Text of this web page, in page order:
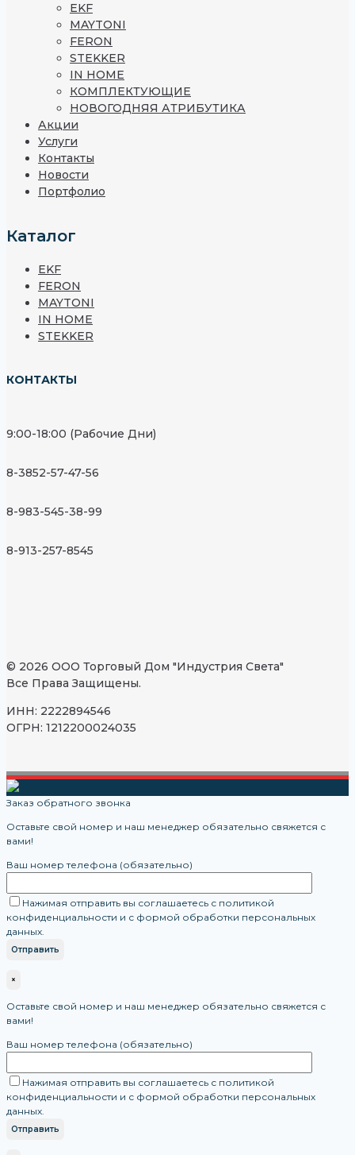
EKF
MAYTONI
FERON
STEKKER
IN HOME
КОМПЛЕКТУЮЩИЕ
НОВОГОДНЯЯ АТРИБУТИКА
Акции
Услуги
Контакты
Новости
Портфолио
Каталог
EKF
FERON
MAYTONI
IN HOME
STEKKER
КОНТАКТЫ
9:00-18:00 (Рабочие Дни)
8-3852-57-47-56
8-983-545-38-99
8-913-257-8545
© 2026 ООО Торговый Дом "Индустрия Света"
Все Права Защищены.
ИНН: 2222894546
ОГРН: 1212200024035
Заказ обратного звонка
Оставьте свой номер и наш менеджер обязательно свяжется с
вами!
Ваш номер телефона (обязательно)
Нажимая отправить вы соглашаетесь с политикой
конфиденциальности и с формой обработки персональных
данных.
×
Оставьте свой номер и наш менеджер обязательно свяжется с
вами!
Ваш номер телефона (обязательно)
Нажимая отправить вы соглашаетесь с политикой
конфиденциальности и с формой обработки персональных
данных.